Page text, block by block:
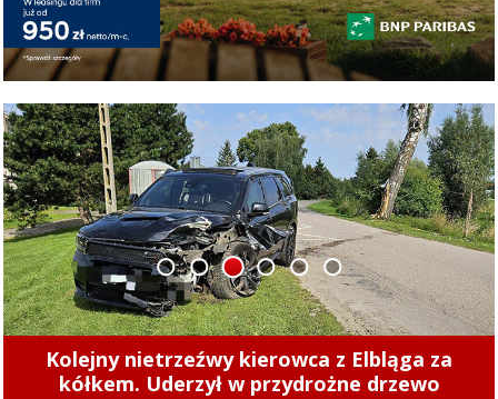
Kolejny nietrzeźwy kierowca z Elbląga za
kółkem. Uderzył w przydrożne drzewo
1 2 3 4 5 6